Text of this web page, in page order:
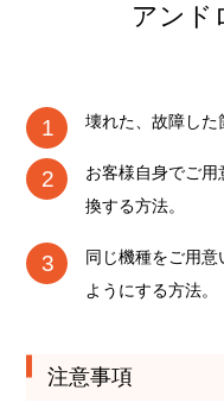
アンド
壊れた、故障した
お客様自身でご
換する方法。
同じ機種をご用
ようにする方法。
注意事項